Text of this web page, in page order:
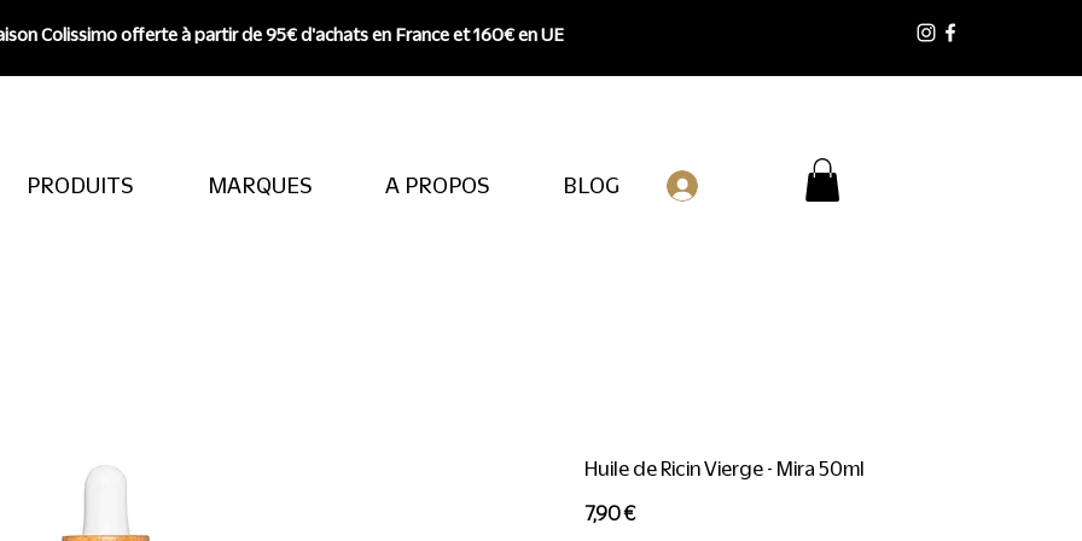
Colissimo offerte à partir de 95€ d'achats en France et 160€ en UE
PRODUITS MARQUES A PROPOS BLOG
Huile de Ricin Vierge - Mira 50ml
7,90 €Prix